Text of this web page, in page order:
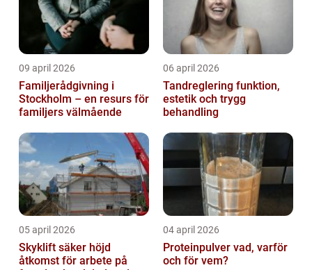
09 april 2026
Familjerådgivning i
Stockholm – en resurs för
familjers välmående
06 april 2026
Tandreglering funktion,
estetik och trygg
behandling
05 april 2026
Skyklift säker höjd
åtkomst för arbete på
04 april 2026
Proteinpulver vad, varför
och för vem?